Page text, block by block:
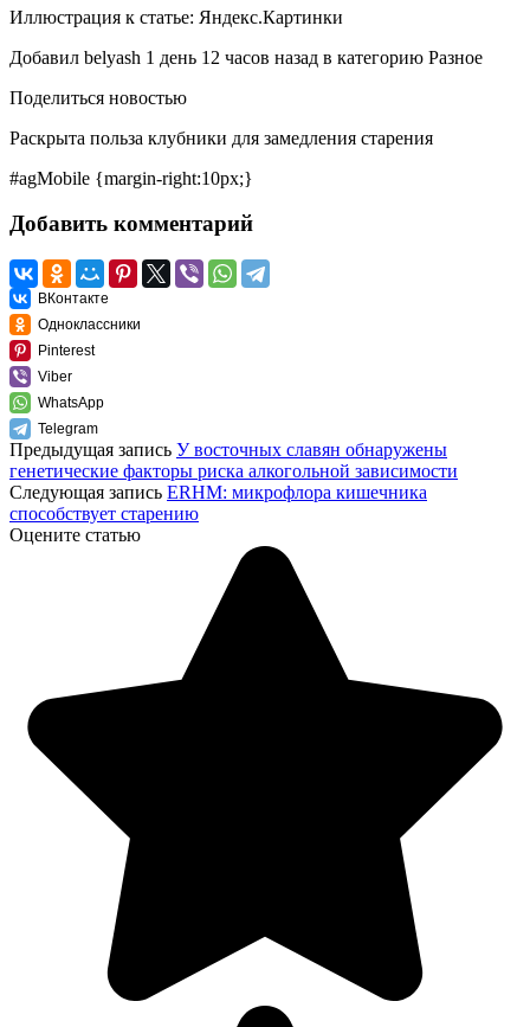
Иллюстрация к статье: Яндекс.Картинки
Добавил belyash 1 день 12 часов назад в категорию Разное
Поделиться новостью
Раскрыта польза клубники для замедления старения
#agMobile {margin-right:10px;}
Добавить комментарий
ВКонтакте
Одноклассники
Pinterest
Viber
WhatsApp
Telegram
Предыдущая запись У восточных славян обнаружены
генетические факторы риска алкогольной зависимости
Следующая запись ERHM: микрофлора кишечника
способствует старению
Оцените статью